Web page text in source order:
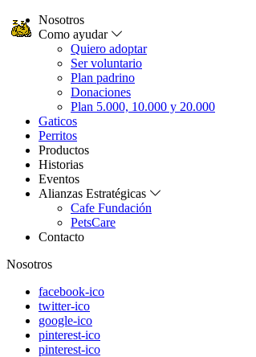
Nosotros
Como ayudar
Quiero adoptar
Ser voluntario
Plan padrino
Donaciones
Plan 5.000, 10.000 y 20.000
Gaticos
Perritos
Productos
Historias
Eventos
Alianzas Estratégicas
Cafe Fundación
PetsCare
Contacto
Nosotros
facebook-ico
twitter-ico
google-ico
pinterest-ico
pinterest-ico